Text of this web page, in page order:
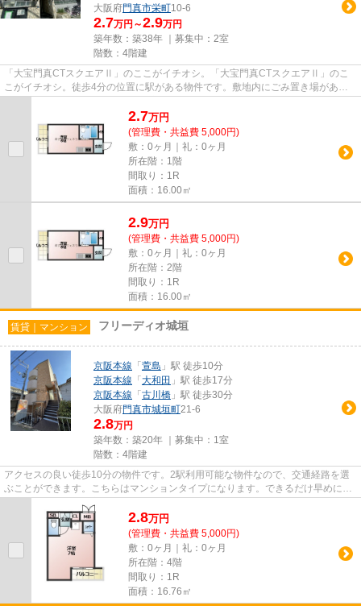
大阪府門真市栄町10-6
2.7万円～2.9万円
築年数：築38年 ｜募集中： 2室
階数：4階建
「大宝門真CTスクエアⅡ」のここがイチオシ。「大宝門真CTスクエアⅡ」のこ
こがイチオシ。徒歩4分の位置に駅がある物件です。敷地内にごみ置き場がある
2.7万円
(管理費・共益費 5,000円)
敷：0ヶ月｜礼：0ヶ月
所在階：1階
間取り：1R
面積：16.00㎡
2.9万円
(管理費・共益費 5,000円)
敷：0ヶ月｜礼：0ヶ月
所在階：2階
間取り：1R
面積：16.00㎡
賃貸｜マンション フリーディオ城垣
京阪本線 「 萱島 」駅 徒歩10分
京阪本線 「 大和田 」駅 徒歩17分
京阪本線 「 古川橋 」駅 徒歩30分
大阪府門真市城垣町21-6
2.8万円
築年数：築20年 ｜募集中： 1室
階数：4階建
アクセスの良い徒歩10分の物件です。2駅利用可能な物件なので、交通経路を選
ぶことができます。こちらはマンションタイプになります。できるだけ早めに不
動産情報を集めたい方は当社ス...
2.8万円
(管理費・共益費 5,000円)
敷：0ヶ月｜礼：0ヶ月
所在階：4階
間取り：1R
面積：16.76㎡